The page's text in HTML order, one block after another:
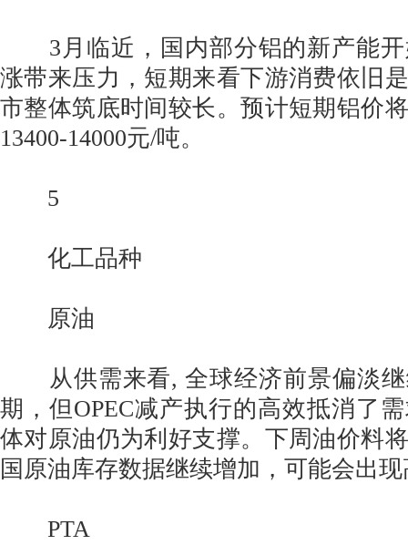
3月临近，国内部分铝的新产能开
涨带来压力，短期来看下游消费依旧
市整体筑底时间较长。预计短期铝价
13400-14000元/吨。
5
化工品种
原油
从供需来看, 全球经济前景偏淡继
期，但OPEC减产执行的高效抵消了
体对原油仍为利好支撑。下周油价料
国原油库存数据继续增加，可能会出
PTA